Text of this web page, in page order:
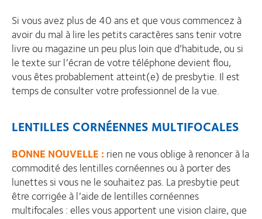
Si vous avez plus de 40 ans et que vous commencez à
avoir du mal à lire les petits caractères sans tenir votre
livre ou magazine un peu plus loin que d’habitude, ou si
le texte sur l’écran de votre téléphone devient flou,
vous êtes probablement atteint(e) de presbytie. Il est
temps de consulter votre professionnel de la vue.
LENTILLES CORNÉENNES MULTIFOCALES
BONNE NOUVELLE : rien ne vous oblige à renoncer à la
commodité des lentilles cornéennes ou à porter des
lunettes si vous ne le souhaitez pas. La presbytie peut
être corrigée à l’aide de lentilles cornéennes
multifocales : elles vous apportent une vision claire, que